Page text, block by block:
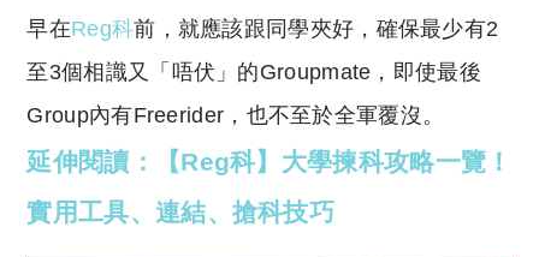
早在Reg科前，就應該跟同學夾好，確保最少有2
至3個相識又「唔伏」的Groupmate，即使最後
Group內有Freerider，也不至於全軍覆沒。
延伸閱讀：【Reg科】大學揀科攻略一覽！
實用工具、連結、搶科技巧